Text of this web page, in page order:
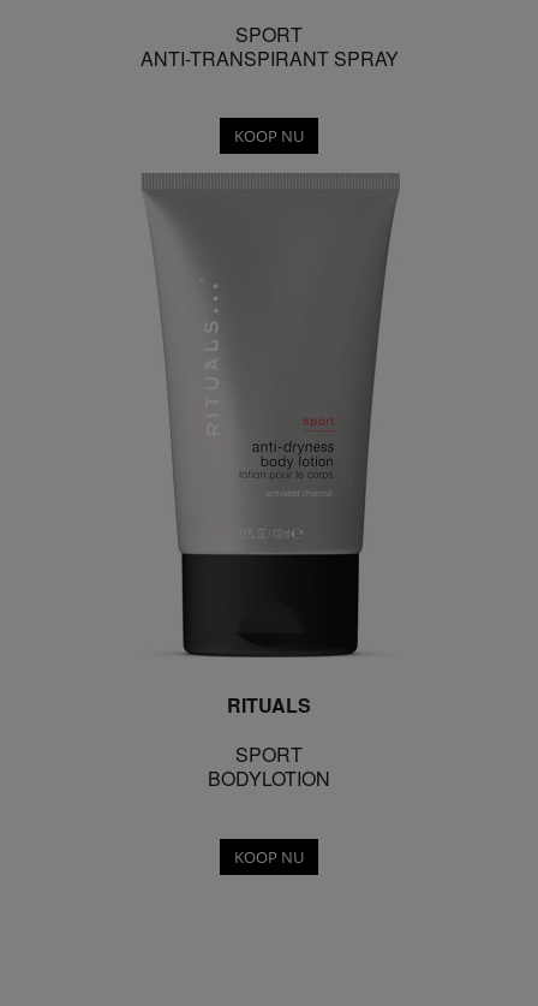
SPORT
ANTI-TRANSPIRANT SPRAY
KOOP NU
RITUALS
SPORT
BODYLOTION
KOOP NU